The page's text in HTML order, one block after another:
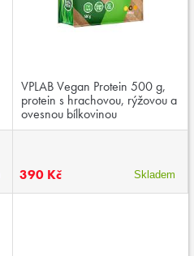
VPLAB Vegan Protein 500 g,
protein s hrachovou, rýžovou a
ovesnou bílkovinou
390 Kč Skladem